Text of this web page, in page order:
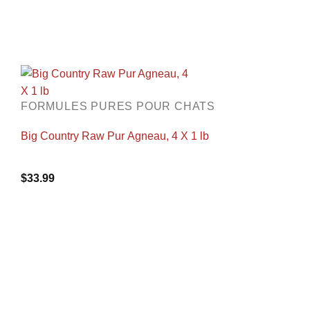
FORMULES PURES POUR CHATS
Big Country Raw Pur Agneau, 4 X 1 lb
$33.99